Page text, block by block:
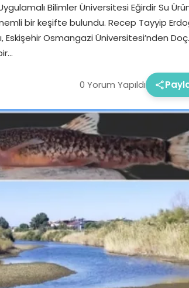
Bilimler Üniversitesi Eğirdir Su
bir keşifte bulundu. Recep Tayyip
Eskişehir Osmangazi Üniversitesi’nden
0 Yorum Yapıldı